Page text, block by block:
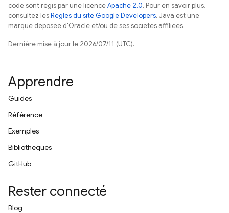
code sont régis par une licenceApache 2.0. Pour en savoir plus,
consultez lesRègles du site Google Developers. Java est une
marque déposée d'Oracle et/ou de ses sociétés affiliées.
Dernière mise à jour le 2026/07/11 (UTC).
Apprendre
Guides
Référence
Exemples
Bibliothèques
GitHub
Rester connecté
Blog